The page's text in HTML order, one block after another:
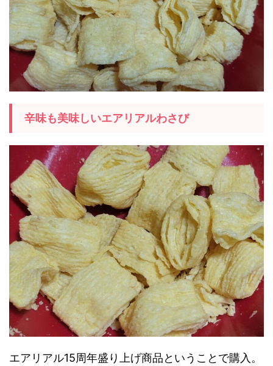
辛味も美味しいエアリアルわさび
エアリアル15周年盛り上げ商品ということで購入。